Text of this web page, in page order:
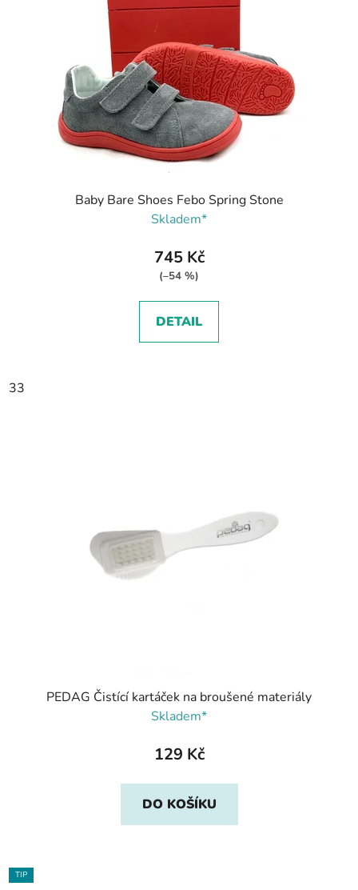
Baby Bare Shoes Febo Spring Stone
Skladem*
745 Kč
(–54 %)
DETAIL
33
PEDAG Čistící kartáček na broušené materiály
Skladem*
129 Kč
DO KOŠÍKU
TIP